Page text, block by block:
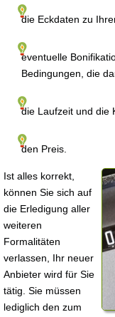
die Eckdaten zu
eventuelle
Bedingungen, die
die Laufzeit und die
den Preis.
Ist alles korrekt,
können Sie sich auf
die Erledigung aller
weiteren
Formalitäten
verlassen, Ihr neuer
Anbieter wird für Sie
tätig. Sie müssen
lediglich den zum